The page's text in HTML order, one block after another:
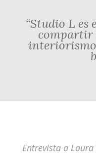
“Studio L es
compartir
interiorismo
Entrevista a